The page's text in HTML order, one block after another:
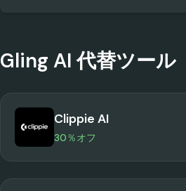
Gling AI 代替ツール
Clippie AI
30％オフ